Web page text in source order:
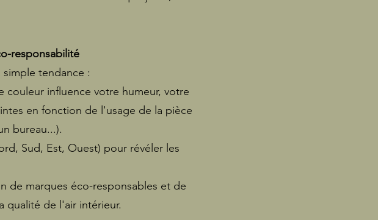
responsabilité
tendance :
couleur influence votre humeur, votre
en fonction de l'usage de la pièce
bureau...).
Sud, Est, Ouest) pour révéler les
de marques éco-responsables et de
qualité de l'air intérieur.